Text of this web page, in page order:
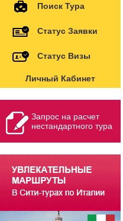
Поиск Тура
Статус Заявки
Статус Визы
Личный Кабинет
Запрос на расчет
нестандартного тура